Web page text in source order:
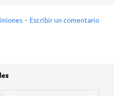
- Escribir un comentario